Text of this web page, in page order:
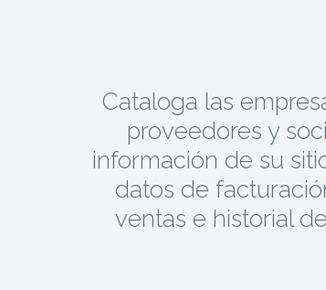
Cataloga las
proveedores y
información de su
datos de
ventas e historial